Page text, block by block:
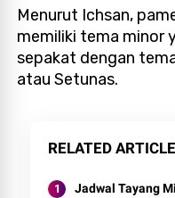
Menurut Ichsan,
memiliki tema minor
sepakat dengan
atau Setunas.
RELATED ARTICLE
Jadwal Tayang